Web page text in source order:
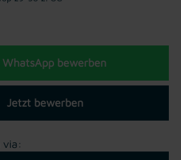
WhatsApp bewerben
Jetzt bewerben
via: